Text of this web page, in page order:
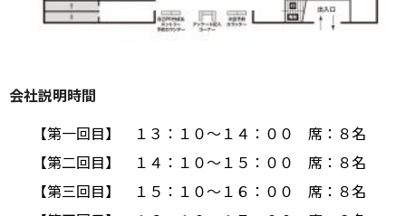
会社説明時間
【第一回目】 １３：１０～１４：００ 席：８名
【第二回目】 １４：１０～１５：００ 席：８名
【第三回目】 １５：１０～１６：００ 席：８名